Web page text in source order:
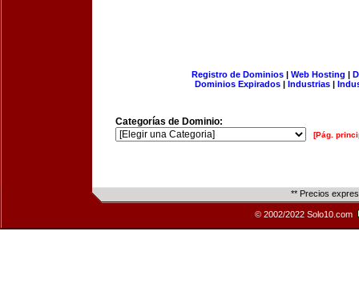
Registro de Dominios| Web Hosting |
Dominios Expirados | Industrias |
Categorías de Dominio:
[Pág.
** Precios
© 2002/2022 Solo10.com